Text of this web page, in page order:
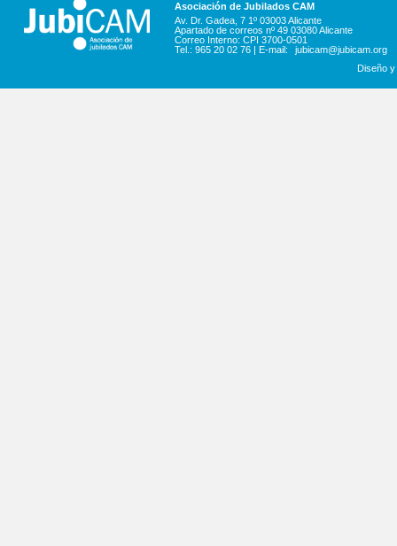
Asociación de Jubilados CAM
Av. Dr. Gadea, 7 1º 03003 Alicante
Apartado de correos nº 49 03080 Alicante
Correo Interno: CPI 3700-0501
Tel.: 965 20 02 76 | E-mail:
jubicam@jubicam.org
Diseño